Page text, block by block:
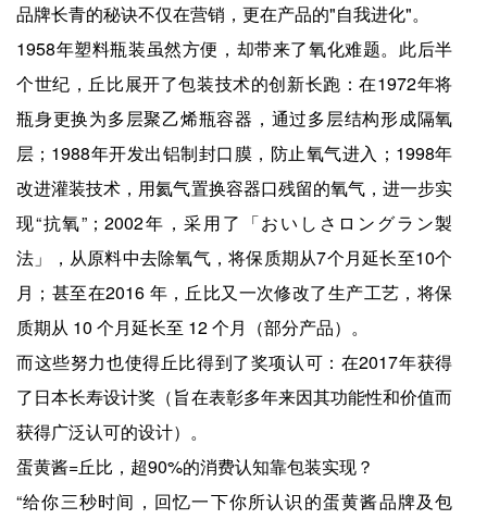
品牌长青的秘诀不仅在营销，更在产品的"自我进化"。
1958年塑料瓶装虽然方便，却带来了氧化难题。此后半
个世纪，丘比展开了包装技术的创新长跑：在1972年将
瓶身更换为多层聚乙烯瓶容器，通过多层结构形成隔氧
层；1988年开发出铝制封口膜，防止氧气进入；1998年
改进灌装技术，用氦气置换容器口残留的氧气，进一步实
现“抗氧”；2002年，采用了「おいしさロングラン製
法」，从原料中去除氧气，将保质期从7个月延长至10个
月；甚至在2016 年，丘比又一次修改了生产工艺，将保
质期从 10 个月延长至 12 个月（部分产品）。
而这些努力也使得丘比得到了奖项认可：在2017年获得
了日本长寿设计奖（旨在表彰多年来因其功能性和价值而
获得广泛认可的设计）。
蛋黄酱=丘比，超90%的消费认知靠包装实现？
“给你三秒时间，回忆一下你所认识的蛋黄酱品牌及包